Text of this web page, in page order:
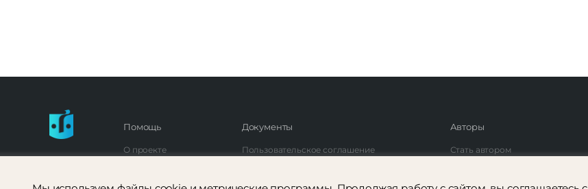
Помощь
О проекте
Контакты
Документы
Пользовательское соглашение
Согласие на распространение
Авторы
Стать автором